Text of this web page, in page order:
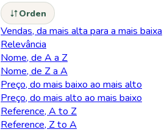
Orden
Vendas, da mais alta para a mais baixa
Relevância
Nome, de A a Z
Nome, de Z a A
Preço, do mais baixo ao mais alto
Preço, do mais alto ao mais baixo
Reference, A to Z
Reference, Z to A